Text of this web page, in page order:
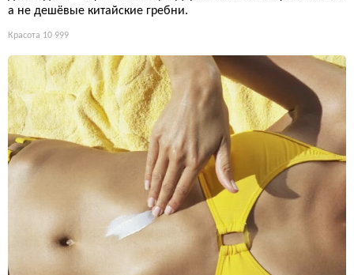
а не дешёвые китайские гребни.
Красота 10 999